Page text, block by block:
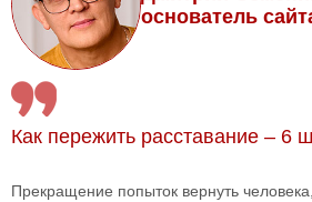
основатель
Как пережить расставание – 6
Прекращение попыток вернуть